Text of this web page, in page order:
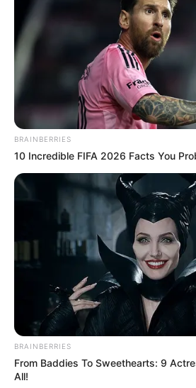
BRAINBERRIES
10 Incredible FIFA 2026 Facts You
BRAINBERRIES
From Baddies To Sweethearts: 9
All!